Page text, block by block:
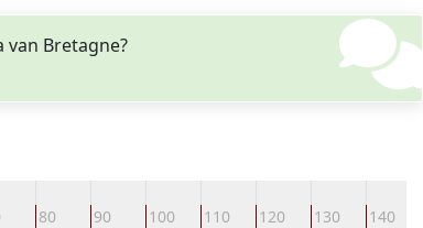
Bretagne?
80 90 100 110 120 130 140